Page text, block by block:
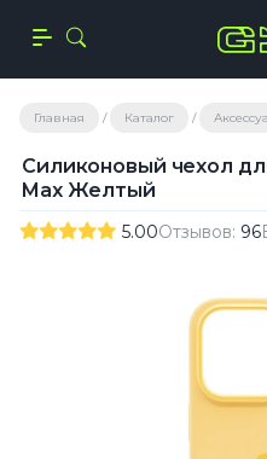
Главная Каталог
Силиконовый чехол
Max Желтый
5.00Отзывов: 96